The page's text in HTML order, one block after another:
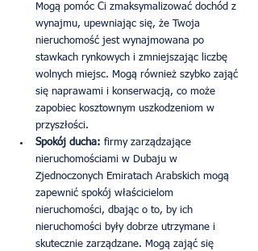
Mogą pomóc Ci zmaksymalizować dochód z
wynajmu, upewniając się, że Twoja
nieruchomość jest wynajmowana po
stawkach rynkowych i zmniejszając liczbę
wolnych miejsc. Mogą również szybko zająć
się naprawami i konserwacją, co może
zapobiec kosztownym uszkodzeniom w
przyszłości.
Spokój ducha: firmy zarządzające
nieruchomościami w Dubaju w
Zjednoczonych Emiratach Arabskich mogą
zapewnić spokój właścicielom
nieruchomości, dbając o to, by ich
nieruchomości były dobrze utrzymane i
skutecznie zarządzane. Mogą zająć się